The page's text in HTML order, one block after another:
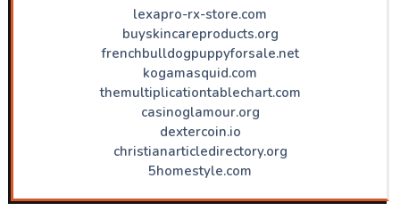
lexapro-rx-store.com
buyskincareproducts.org
frenchbulldogpuppyforsale.net
kogamasquid.com
themultiplicationtablechart.com
casinoglamour.org
dextercoin.io
christianarticledirectory.org
5homestyle.com